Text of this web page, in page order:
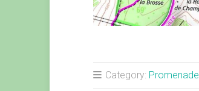
Category: Promenade